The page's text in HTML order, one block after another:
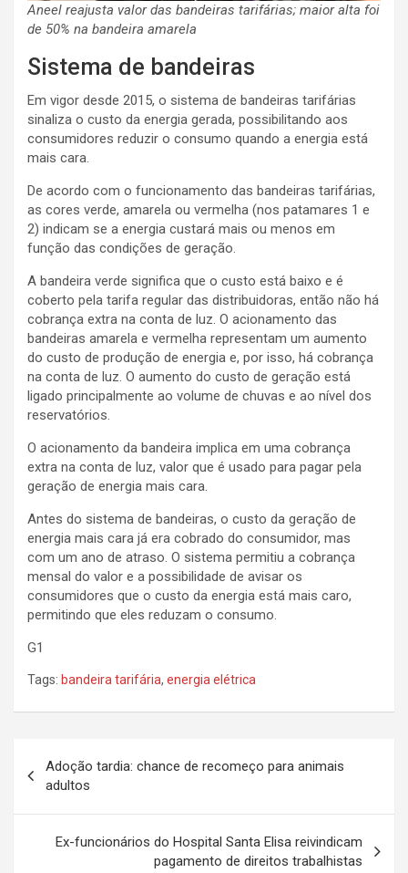
Aneel reajusta valor das bandeiras tarifárias; maior alta foi
de 50% na bandeira amarela
Sistema de bandeiras
Em vigor desde 2015, o sistema de bandeiras tarifárias
sinaliza o custo da energia gerada, possibilitando aos
consumidores reduzir o consumo quando a energia está
mais cara.
De acordo com o funcionamento das bandeiras tarifárias,
as cores verde, amarela ou vermelha (nos patamares 1 e
2) indicam se a energia custará mais ou menos em
função das condições de geração.
A bandeira verde significa que o custo está baixo e é
coberto pela tarifa regular das distribuidoras, então não há
cobrança extra na conta de luz. O acionamento das
bandeiras amarela e vermelha representam um aumento
do custo de produção de energia e, por isso, há cobrança
na conta de luz. O aumento do custo de geração está
ligado principalmente ao volume de chuvas e ao nível dos
reservatórios.
O acionamento da bandeira implica em uma cobrança
extra na conta de luz, valor que é usado para pagar pela
geração de energia mais cara.
Antes do sistema de bandeiras, o custo da geração de
energia mais cara já era cobrado do consumidor, mas
com um ano de atraso. O sistema permitiu a cobrança
mensal do valor e a possibilidade de avisar os
consumidores que o custo da energia está mais caro,
permitindo que eles reduzam o consumo.
G1
Tags: bandeira tarifária, energia elétrica
v
Adoção tardia: chance de recomeço para animais
adultos
Ex-funcionários do Hospital Santa Elisa reivindicam
pagamento de direitos trabalhistas